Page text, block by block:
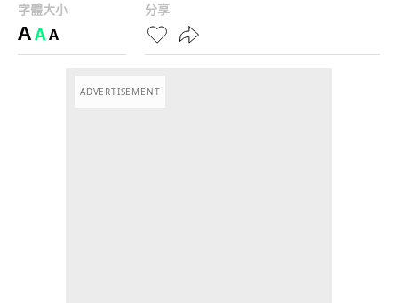
字體大小
AAA
分享
ADVERTISEMENT